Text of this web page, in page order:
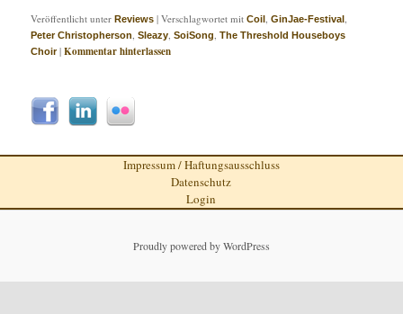
Veröffentlicht unter Reviews |Verschlagwortet mit Coil,GinJae-Festival,
Peter Christopherson,Sleazy,SoiSong,The Threshold Houseboys
Choir |Kommentar hinterlassen
Impressum / Haftungsausschluss
Datenschutz
Login
Proudly powered by WordPress